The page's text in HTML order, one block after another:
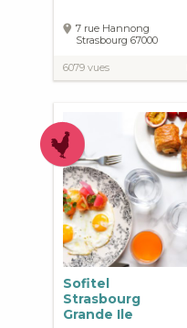
7 rue Hannong
Strasbourg 67000
6079 vues
Sofitel
Strasbourg
Grande Ile